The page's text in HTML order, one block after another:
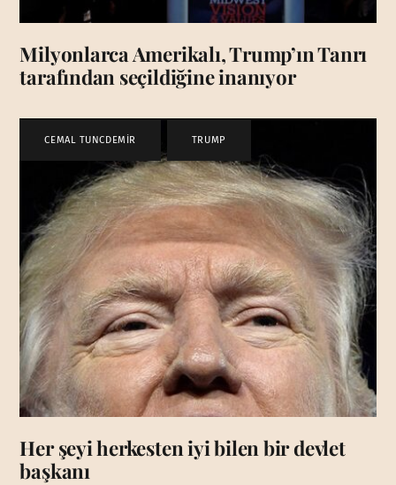
Milyonlarca Amerikalı, Trump’ın Tanrı
tarafından seçildiğine inanıyor
CEMAL TUNCDEMİR TRUMP
Her şeyi herkesten iyi bilen bir devlet
başkanı